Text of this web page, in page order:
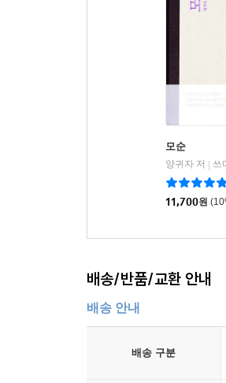
모순
양귀자 저
쓰
11,700원
배송/반품/교환 안내
배송 안내
배송 구분